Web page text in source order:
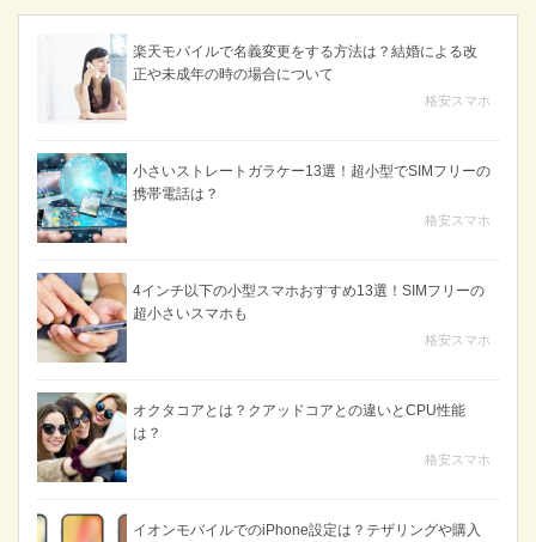
楽天モバイルで名義変更をする方法は？結婚による改
正や未成年の時の場合について
格安スマホ
小さいストレートガラケー13選！超小型でSIMフリーの
携帯電話は？
格安スマホ
4インチ以下の小型スマホおすすめ13選！SIMフリーの
超小さいスマホも
格安スマホ
オクタコアとは？クアッドコアとの違いとCPU性能
は？
格安スマホ
イオンモバイルでのiPhone設定は？テザリングや購入